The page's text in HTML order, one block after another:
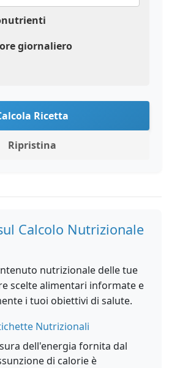
giornaliero
Ricetta
Ripristina
Calcolo Nutrizionale
nutrizionale delle tue
scelte alimentari informate e
i tuoi obiettivi di salute.
Nutrizionali
dell'energia fornita dal
di calorie è